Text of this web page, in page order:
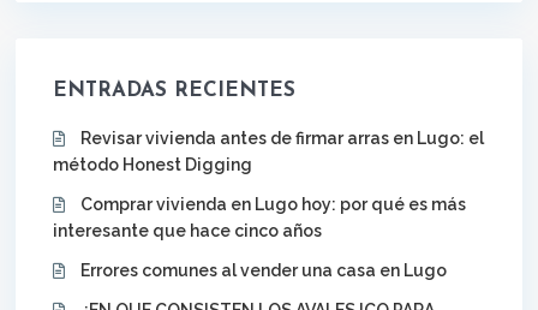
ENTRADAS RECIENTES
Revisar vivienda antes de firmar arras en Lugo: el
método Honest Digging
Comprar vivienda en Lugo hoy: por qué es más
interesante que hace cinco años
Errores comunes al vender una casa en Lugo